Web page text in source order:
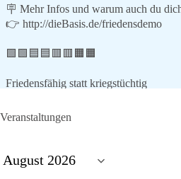
🪧 Mehr Infos und warum auch du
👉 http://dieBasis.de/friedensdemo
🟩🟩🟦🟦🟥🟥🟧🟧
Friedensfähig statt kriegstüchtig
Wir stehen für
zumindest in Kriegsgebiete
Veranstaltungen